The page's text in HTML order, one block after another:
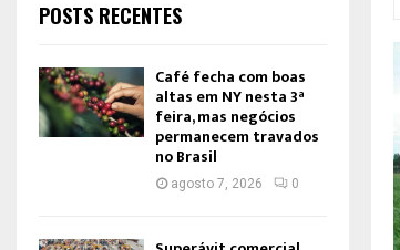
POSTS RECENTES
Café fecha com boas
altas em NY nesta 3ª
feira, mas negócios
permanecem travados
no Brasil
agosto 7, 2026 0